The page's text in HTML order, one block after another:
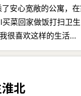
安心宽敞的公寓，
菜回家做饭打扫卫
很喜欢这样的生活…
北